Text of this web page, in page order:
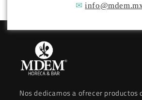
✉
Nos dedicamos a ofrecer productos